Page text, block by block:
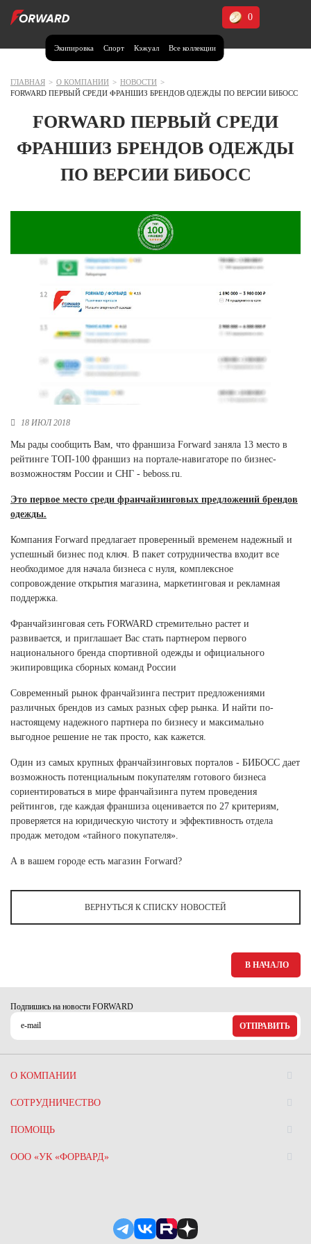
Экипировка Спорт Кэжуал Все коллекции
0
Москва и МО
Воронежская область (1)
Дагестан (2)
Иркутская область (2)
Кемеровская область (2)
Курская область (1)
Нижегородская область (1)
Новосибирская область (3)
Республика Башкортостан (3)
Республика Крым (1)
Республика Татарстан (2)
Ростовская область (2)
Самарская область (1)
Санкт-Петербург и ЛО (3)
Саратовская область (1)
Северная Осетия (2)
Смоленская область (1)
Томская область (1)
Тульская область (1)
Тюменская область (3)
Ханты-Мансийский автономный округ (3)
Челябинская область (2)
Ярославская область (1)
ГЛАВНАЯ > О КОМПАНИИ > НОВОСТИ >
FORWARD ПЕРВЫЙ СРЕДИ ФРАНШИЗ БРЕНДОВ ОДЕЖДЫ ПО ВЕРСИИ БИБОСС
FORWARD ПЕРВЫЙ СРЕДИ
ФРАНШИЗ БРЕНДОВ ОДЕЖДЫ
ПО ВЕРСИИ БИБОСС
18 ИЮЛ 2018
Мы рады сообщить Вам, что франшиза Forward заняла 13 место в
рейтинге ТОП-100 франшиз на портале-навигаторе по бизнес-
возможностям России и СНГ - beboss.ru.
Это первое место среди франчайзинговых предложений брендов
одежды.
Компания Forward предлагает проверенный временем надежный и
успешный бизнес под ключ. В пакет сотрудничества входит все
необходимое для начала бизнеса с нуля, комплексное
сопровождение открытия магазина, маркетинговая и рекламная
поддержка.
Франчайзинговая сеть FORWARD стремительно растет и
развивается, и приглашает Вас стать партнером первого
национального бренда спортивной одежды и официального
экипировщика сборных команд России
Современный рынок франчайзинга пестрит предложениями
различных брендов из самых разных сфер рынка. И найти по-
настоящему надежного партнера по бизнесу и максимально
выгодное решение не так просто, как кажется.
Один из самых крупных франчайзинговых порталов - БИБОСС дает
возможность потенциальным покупателям готового бизнеса
сориентироваться в мире франчайзинга путем проведения
рейтингов, где каждая франшиза оценивается по 27 критериям,
проверяется на юридическую чистоту и эффективность отдела
продаж методом «тайного покупателя».
А в вашем городе есть магазин Forward?
ВЕРНУТЬСЯ К СПИСКУ НОВОСТЕЙ
В НАЧАЛО
Подпишись на новости FORWARD
ОТПРАВИТЬ
О КОМПАНИИ
СОТРУДНИЧЕСТВО
ПОМОЩЬ
ООО «УК «ФОРВАРД»